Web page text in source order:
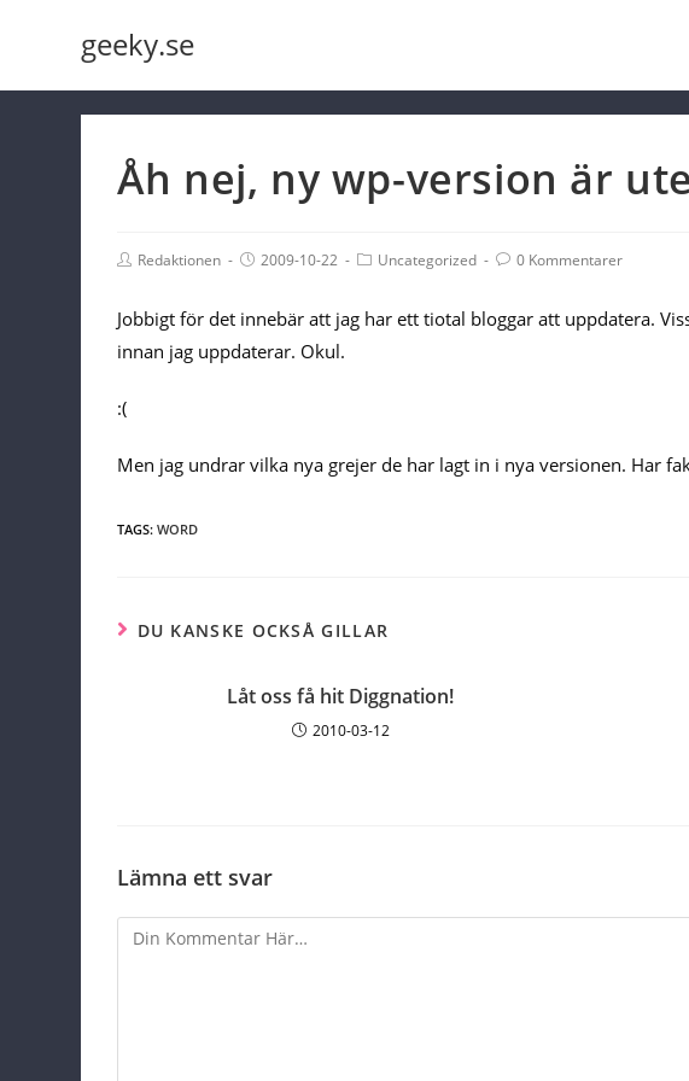
geeky.se
Åh nej, ny wp-version är ute
PostRedaktionen
Post2009-10-22
PostUncategorized
Post0 Kommentarer
Jobbigt för det innebär att jag har ett tiotal bloggar att uppdatera.
innan jag uppdaterar. Okul.
:(
Men jag undrar vilka nya grejer de har lagt in i nya versionen. Har
TAGS:WORD
DU KANSKE OCKSÅ GILLAR
Låt oss få hit Diggnation!
2010-03-12
Lämna ett svar
Comment